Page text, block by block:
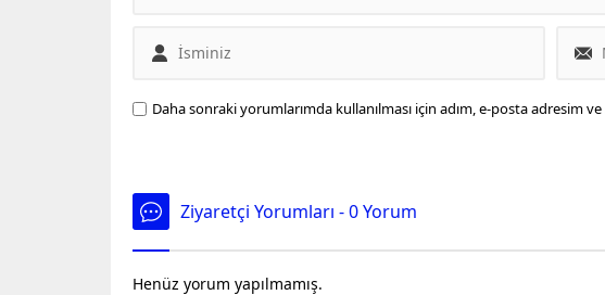
Daha sonraki yorumlarımda kullanılması için adım, e-posta adresim
Ziyaretçi Yorumları - 0 Yorum
Henüz yorum yapılmamış.